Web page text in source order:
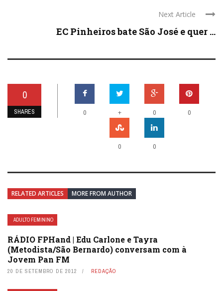
Next Article
EC Pinheiros bate São José e quer ...
0
SHARES 0 + 0 0
0 0
RELATED ARTICLES MORE FROM AUTHOR
ADULTO FEMININO
RÁDIO FPHand | Edu Carlone e Tayra
(Metodista/São Bernardo) conversam com à
Jovem Pan FM
20 DE SETEMBRO DE 2012 REDAÇÃO